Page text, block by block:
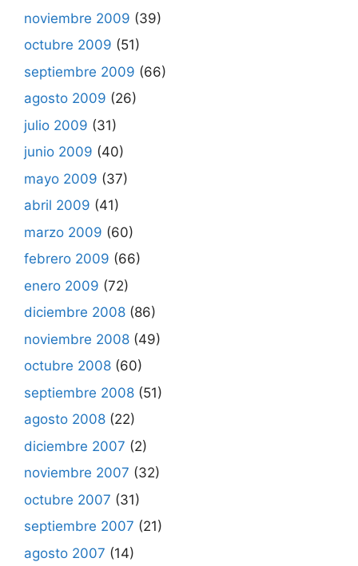
noviembre 2009 (39)
octubre 2009 (51)
septiembre 2009 (66)
agosto 2009 (26)
julio 2009 (31)
junio 2009 (40)
mayo 2009 (37)
abril 2009 (41)
marzo 2009 (60)
febrero 2009 (66)
enero 2009 (72)
diciembre 2008 (86)
noviembre 2008 (49)
octubre 2008 (60)
septiembre 2008 (51)
agosto 2008 (22)
diciembre 2007 (2)
noviembre 2007 (32)
octubre 2007 (31)
septiembre 2007 (21)
agosto 2007 (14)